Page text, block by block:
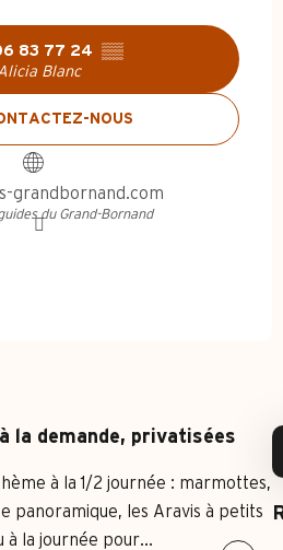
83 77 24 ▒▒
Blanc
NOUS
grandbornand.com
du Grand-Bornand
la demande, privatisées
à la 1/2 journée : marmottes,
panoramique, les Aravis à petits
à la journée pour...